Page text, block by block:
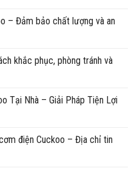
– Đảm bảo chất lượng và an
khắc phục, phòng tránh và
Tại Nhà – Giải Pháp Tiện Lợi
điện Cuckoo – Địa chỉ tin